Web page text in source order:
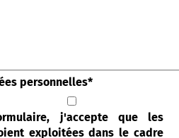
personnelles*
j'accepte que les
exploitées dans le cadre